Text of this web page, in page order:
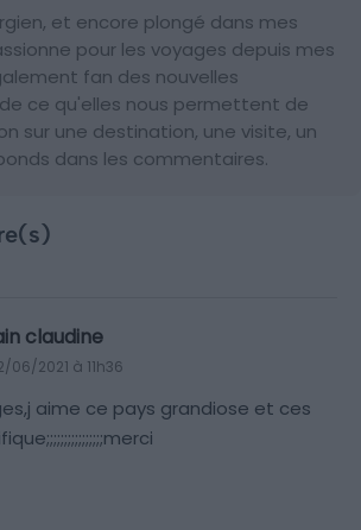
et encore plongé dans mes
pour les voyages depuis mes
fan des nouvelles
ce qu'elles nous permettent de
sur une destination, une visite, un
dans les commentaires.
claudine
06/2021 à 11h36
aime ce pays grandiose et ces